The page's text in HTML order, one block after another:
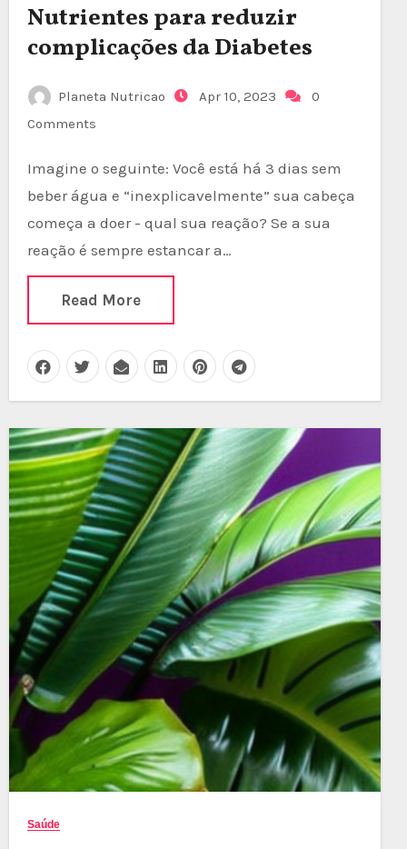
Nutrientes para reduzir
complicações da Diabetes
Planeta Nutricao Apr 10, 2023
0
Comments
Imagine o seguinte: Você está há 3 dias sem
beber água e “inexplicavelmente” sua cabeça
começa a doer - qual sua reação? Se a sua
reação é sempre estancar a…
Read More
Saúde